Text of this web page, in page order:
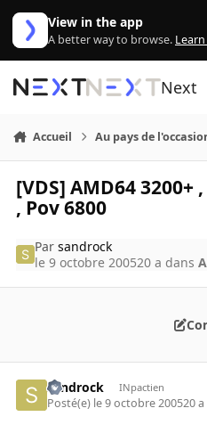
Aller au contenu
View in the app
A better way to browse.
Next
Accueil Au pays de
[VDS] AMD64 3200+
, Pov 6800
Parsandrock
le 9 octobre 200520 a dans
sandrock INpactien
Posté(e) le 9 octobre 200520 a